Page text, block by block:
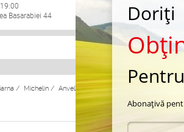
Basarabiei 44
/ Michelin / Anvelope de iarna Michelin
Doriți
Abonațivă